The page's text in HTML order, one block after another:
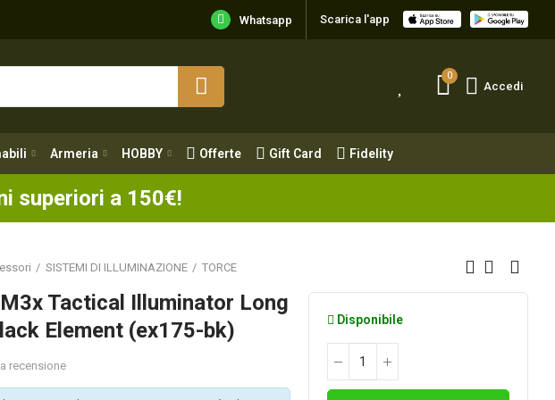
Whatsapp Scarica l'app
0
Accedi
Armeria HOBBY Offerte Gift Card Fidelity
superiori a 150€!
Offerte Gift Card Fidelity
SISTEMI DI ILLUMINAZIONE TORCE
Tactical Illuminator Long
Element (ex175-bk)
recensione
Disponibile